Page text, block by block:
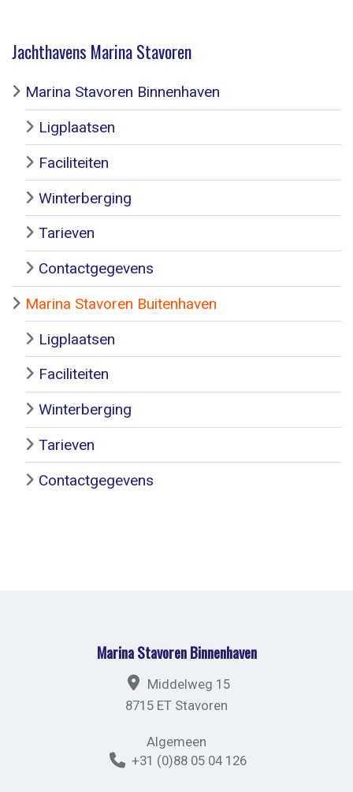
Jachthavens Marina Stavoren
Marina Stavoren Binnenhaven
Ligplaatsen
Faciliteiten
Winterberging
Tarieven
Contactgegevens
Marina Stavoren Buitenhaven
Ligplaatsen
Faciliteiten
Winterberging
Tarieven
Contactgegevens
Marina Stavoren Binnenhaven
Middelweg 15
8715 ET Stavoren
Algemeen
+31 (0)88 05 04 126